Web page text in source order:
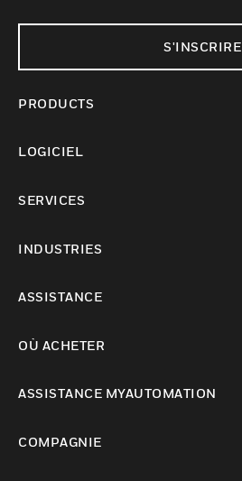
S'INSCRIRE
PRODUCTS
LOGICIEL
SERVICES
INDUSTRIES
ASSISTANCE
OÙ ACHETER
ASSISTANCE MYAUTOMATION
COMPAGNIE